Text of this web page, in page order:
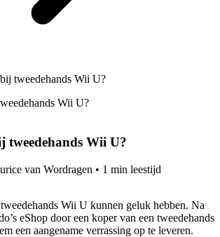
tweedehands Wii U?
tweedehands Wii U?
van Wordragen • 1 min leestijd
Wii U kunnen geluk hebben. Na
eShop door een koper van een tweedehands
een aangename verrassing op te leveren.